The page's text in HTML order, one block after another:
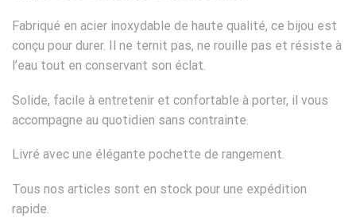
Fabriqué en acier inoxydable de haute qualité, ce bijou est
conçu pour durer. Il ne ternit pas, ne rouille pas et résiste à
l’eau tout en conservant son éclat.
Solide, facile à entretenir et confortable à porter, il vous
accompagne au quotidien sans contrainte.
Livré avec une élégante pochette de rangement.
Tous nos articles sont en stock pour une expédition
rapide.